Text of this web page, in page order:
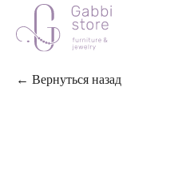
← Вернуться назад